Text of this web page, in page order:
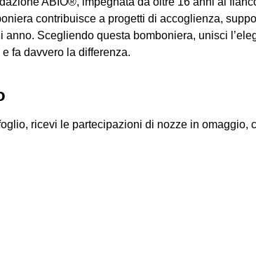
contribuisce a progetti di accoglienza,
Scegliendo questa bomboniera, unisci
fa davvero la differenza.
ricevi le partecipazioni di nozze in omaggio,